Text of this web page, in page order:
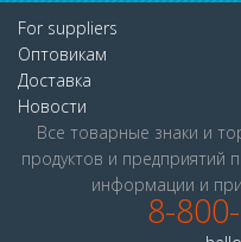
For suppliers
Оптовикам
Доставка
Новости
Все товарные знаки и
продуктов и предприятий
информации и
8-